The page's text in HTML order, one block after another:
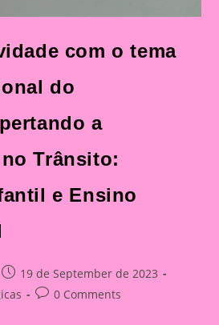
com o tema
do
a
Trânsito:
e Ensino
Post
published:
19 de September de 2023
Post0 Comments